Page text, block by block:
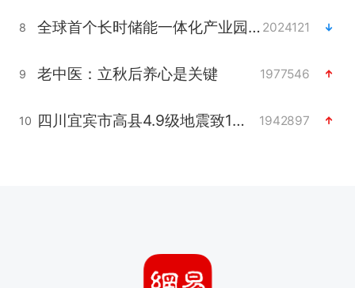
8 全球首个长时储能一体化产业园量产 2024121
9 老中医：立秋后养心是关键 1977546
10 四川宜宾市高县4.9级地震致1人死亡 1942897